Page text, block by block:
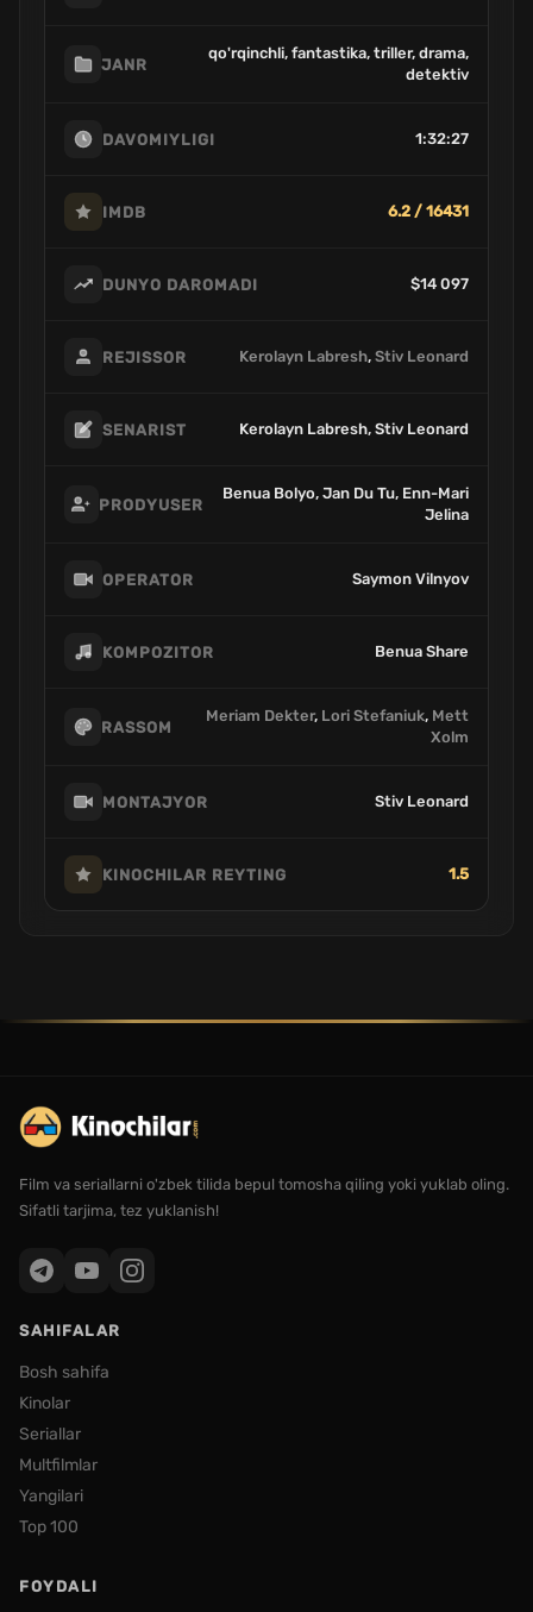
JANR
qo'rqinchli, fantastika, triller, drama,
detektiv
DAVOMIYLIGI 1:32:27
IMDB 6.2 / 16431
DUNYO DAROMADI $14 097
REJISSOR Kerolayn Labresh, Stiv Leonard
SENARIST Kerolayn Labresh, Stiv Leonard
PRODYUSER
Benua Bolyo, Jan Du Tu, Enn-Mari
Jelina
OPERATOR Saymon Vilnyov
KOMPOZITOR Benua Share
RASSOM
Meriam Dekter, Lori Stefaniuk, Mett
Xolm
MONTAJYOR Stiv Leonard
KINOCHILAR REYTING 1.5
Film va seriallarni o'zbek tilida bepul tomosha qiling yoki yuklab oling.
Sifatli tarjima, tez yuklanish!
SAHIFALAR
Bosh sahifa
Kinolar
Seriallar
Multfilmlar
Yangilari
Top 100
FOYDALI